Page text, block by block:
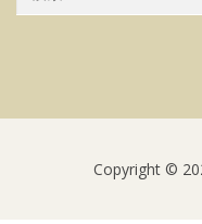
索:
Copyright ©